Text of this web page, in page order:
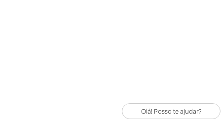
Olá! Posso te ajudar?